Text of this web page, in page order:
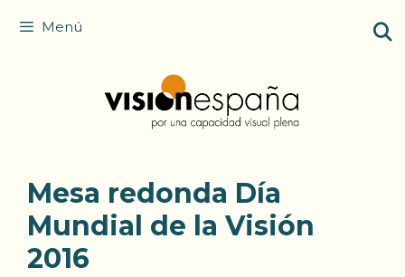
Menú
Mesa redonda Día
Mundial de la Visión
2016